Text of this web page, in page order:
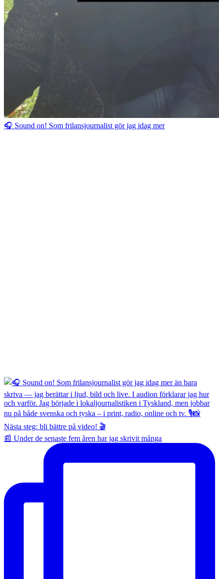
🎧 Sound on! Som frilansjournalist gör jag idag mer
📰 Under de senaste fem åren har jag skrivit många